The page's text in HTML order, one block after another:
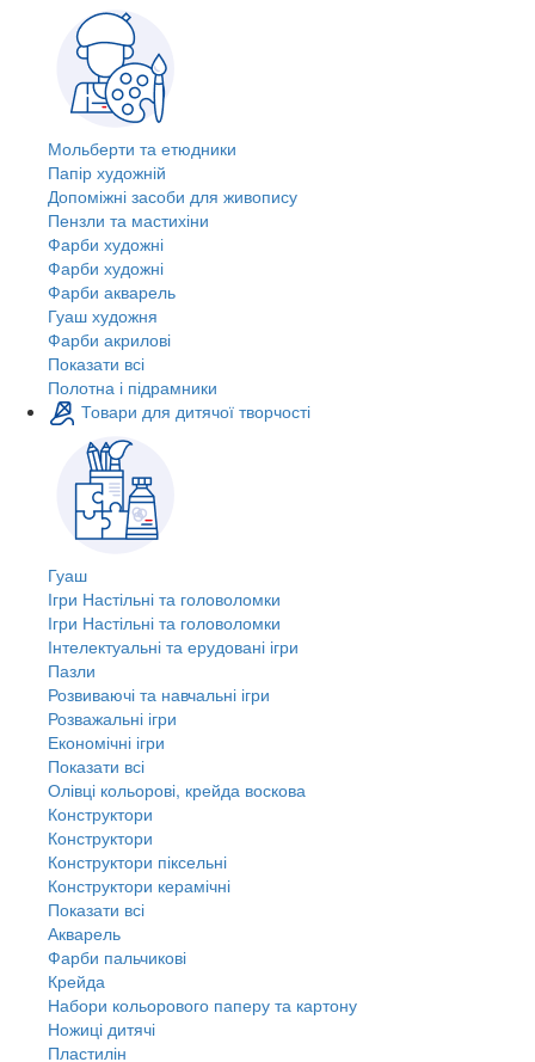
Мольберти та етюдники
Папір художній
Допоміжні засоби для живопису
Пензли та мастихіни
Фарби художні
Фарби художні
Фарби акварель
Гуаш художня
Фарби акрилові
Показати всі
Полотна і підрамники
Товари для дитячої творчості
Гуаш
Ігри Настільні та головоломки
Ігри Настільні та головоломки
Інтелектуальні та ерудовані ігри
Пазли
Розвиваючі та навчальні ігри
Розважальні ігри
Економічні ігри
Показати всі
Олівці кольорові, крейда воскова
Конструктори
Конструктори
Конструктори піксельні
Конструктори керамічні
Показати всі
Акварель
Фарби пальчикові
Крейда
Набори кольорового паперу та картону
Ножиці дитячі
Пластилін